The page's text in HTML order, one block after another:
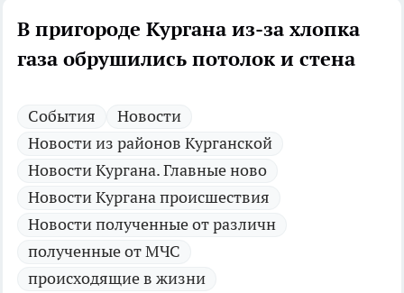
В пригороде Кургана из-за хлопка
газа обрушились потолок и стена
Cобытия
Новости
Новости из районов Курганской
Новости Кургана. Главные ново
Новости Кургана происшествия
Новости полученные от различн
полученные от МЧС
происходящие в жизни